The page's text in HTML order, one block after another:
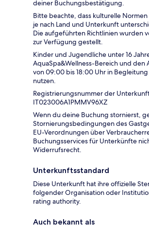
deiner Buchungsbestätigung.
Bitte beachte, dass kulturelle
je nach Land und Unterkunft
Die aufgeführten Richtlinien wurden
zur Verfügung gestellt.
Kinder und Jugendliche unter 16
AquaSpa&Wellness-Bereich und den
von 09:00 bis 18:00 Uhr in
nutzen.
Registrierungsnummer der
IT023006A1PMMV96XZ
Wenn du deine Buchung stornierst,
Stornierungsbedingungen des
EU-Verordnungen über
Buchungsservices für Unterkünfte
Widerrufsrecht.
Unterkunftsstandard
Diese Unterkunft hat ihre offizielle
folgender Organisation oder
rating authority.
Auch bekannt als